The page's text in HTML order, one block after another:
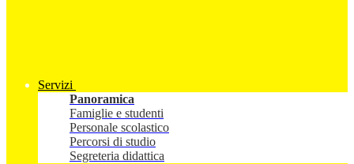
Servizi
Panoramica
Famiglie e studenti
Personale scolastico
Percorsi di studio
Segreteria didattica